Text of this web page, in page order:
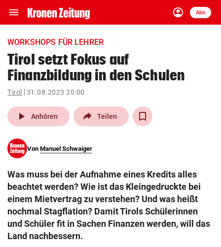
menu Navigation
ein-/ausklappen
account_circle
Anmelden
Abo
close Schließen
account_circle Anmelden
arrow_right
pin_drop
Wien arrow_right
search
eingeben
Muthgasse 2, 1190 Wien
WORKSHOPS FÜR LEHRER
Tirol setzt Fokus auf
Finanzbildung in den Schulen
Tirol 31.08.2023 20:00
play_arrow Anhören Teilen
Von Manuel Schwaiger
Was muss bei der Aufnahme eines Kredits alles
beachtet werden? Wie ist das Kleingedruckte bei
einem Mietvertrag zu verstehen? Und was heißt
nochmal Stagflation? Damit Tirols Schülerinnen
und Schüler fit in Sachen Finanzen werden, will das
Land nachbessern.